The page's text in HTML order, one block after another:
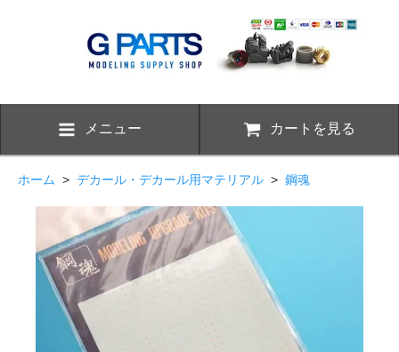
メニュー カートを見る
ホーム > デカール・デカール用マテリアル > 鋼魂